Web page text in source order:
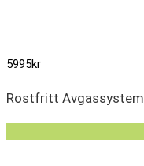
5995kr
Rostfritt Avgassystem